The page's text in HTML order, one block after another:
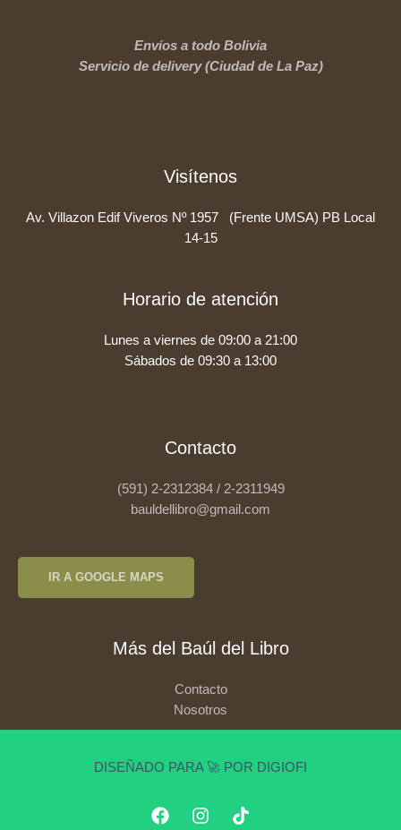
Envíos a todo Bolivia
Servicio de delivery (Ciudad de La Paz)
Visítenos
Av. Villazon Edif Viveros Nº 1957 (Frente UMSA) PB Local
14-15
Horario de atención
Lunes a viernes de 09:00 a 21:00
Sábados de 09:30 a 13:00
Contacto
(591) 2-2312384 / 2-2311949
bauldellibro@gmail.com
IR A GOOGLE MAPS
Más del Baúl del Libro
Contacto
Nosotros
DISEÑADO PARA 🚀 POR DIGIOFI